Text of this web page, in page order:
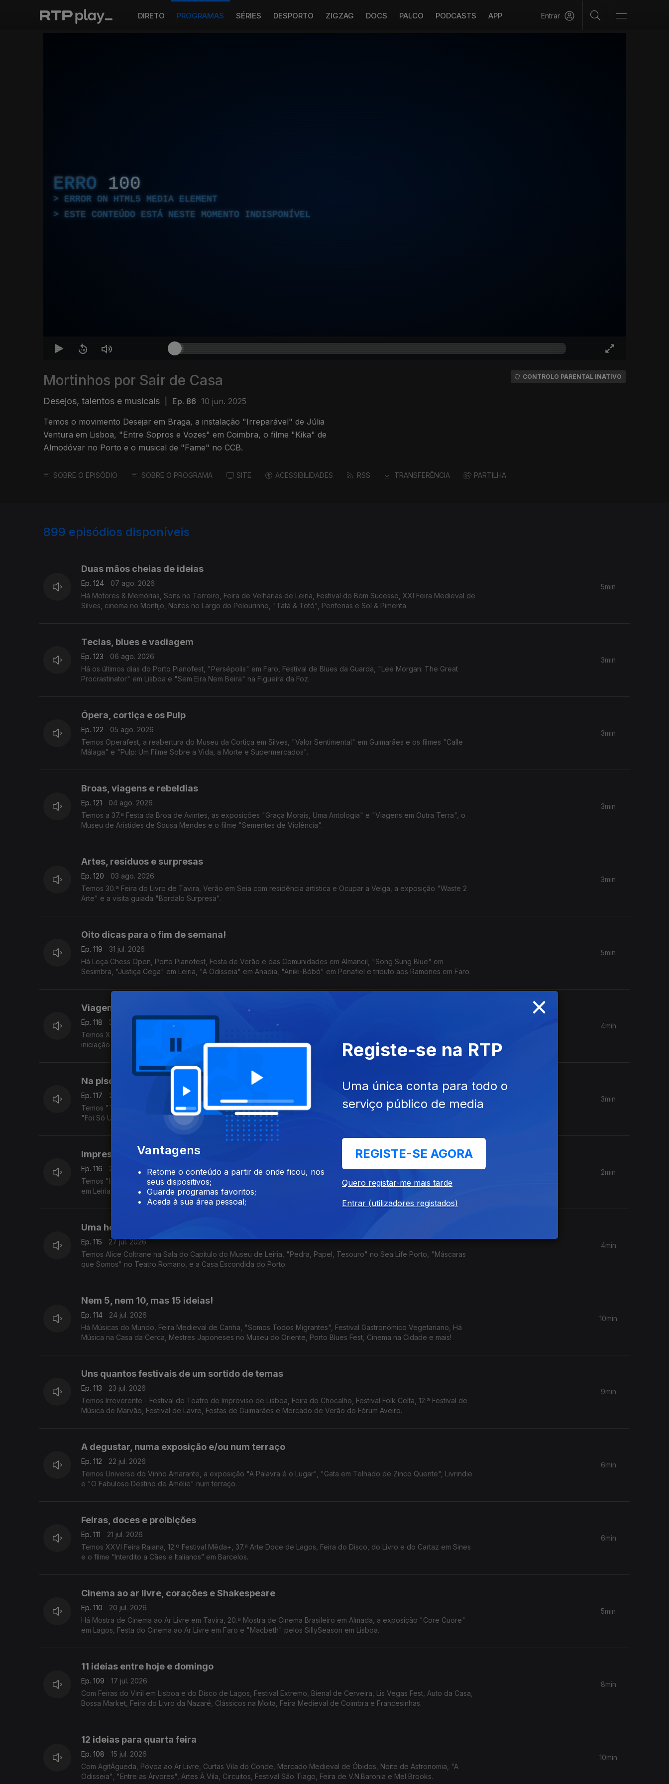
DIRETO PROGRAMAS SÉRIES DESPORTO ZIGZAG DOCS PALCO PODCASTS APP Entrar
ERRO 100
ERROR ON HTML5 MEDIA ELEMENT
ESTE CONTEÚDO ESTÁ NESTE MOMENTO INDISPONÍVEL
Mortinhos por Sair de Casa
Desejos, talentos e musicais Ep. 86 10 jun. 2025
Temos o movimento Desejar em Braga, a instalação "Irreparável" de Júlia
Ventura em Lisboa, "Entre Sopros e Vozes" em Coimbra, o filme "Kika" de
Almodóvar no Porto e o musical de "Fame" no CCB.
CONTROLO PARENTAL INATIVO
SOBRE O EPISÓDIO SOBRE O PROGRAMA SITE ACESSIBILIDADES RSS TRANSFERÊNCIA PARTILHA
899 episódios disponíveis
Duas mãos cheias de ideias
Ep. 124
07 ago. 2026
Há Motores & Memórias, Sons no Terreiro, Feira de Velharias de Leiria, Festival do Bom Sucesso, XXI Feira Medieval de
Silves, cinema no Montijo, Noites no Largo do Pelourinho, "Tatá & Totó", Periferias e Sol & Pimenta.
5min
Teclas, blues e vadiagem
Ep. 123
06 ago. 2026
Há os últimos dias do Porto Pianofest, "Persépolis" em Faro, Festival de Blues da Guarda, "Lee Morgan: The Great
Procrastinator" em Lisboa e "Sem Eira Nem Beira" na Figueira da Foz.
3min
Ópera, cortiça e os Pulp
Ep. 122
05 ago. 2026
Temos Operafest, a reabertura do Museu da Cortiça em Silves, "Valor Sentimental" em Guimarães e os filmes "Calle
Málaga" e "Pulp: Um Filme Sobre a Vida, a Morte e Supermercados".
3min
Broas, viagens e rebeldias
Ep. 121
04 ago. 2026
Temos a 37.ª Festa da Broa de Avintes, as exposições "Graça Morais, Uma Antologia" e "Viagens em Outra Terra", o
Museu de Aristides de Sousa Mendes e o filme "Sementes de Violência".
3min
Artes, resíduos e surpresas
Ep. 120
03 ago. 2026
Temos 30.ª Feira do Livro de Tavira, Verão em Seia com residência artística e Ocupar a Velga, a exposição "Waste 2
Arte" e a visita guiada "Bordalo Surpresa".
3min
Oito dicas para o fim de semana!
Ep. 119
31 jul. 2026
Há Leça Chess Open, Porto Pianofest, Festa de Verão e das Comunidades em Almancil, "Song Sung Blue" em
Sesimbra, "Justiça Cega" em Leiria, "A Odisseia" em Anadia, "Aniki-Bóbó" em Penafiel e tributo aos Ramones em Faro.
5min
Viagem medieval, cerâmica e a história de um palco
Ep. 118
30 jul. 2026
Temos XXIX Viagem Medieval em Terra de Santa Maria, o fim da 20.ª Mostra de Cinema Brasileiro de Almada, aula de
iniciação à cerâmica em Albufeira e visitas ao Theatro Gil Vicente em Barcelos.
4min
Na piscina, com revelações e descontrolo
Ep. 117
29 jul. 2026
Temos "The Swimming Pool Party" em Lisboa, "O Dia da Revelação" em Alcobaça, "Laura - Está Tudo Sob Controlo" e
"Foi Só Um Acidente" em Guimarães.
3min
Impressões, quedas e margens
Ep. 116
28 jul. 2026
Temos "Impressive Monet & Brilliant Klimt" no Porto e em Lisboa, a exposição "Margem Muda" no Fundão, "On Falling"
em Leiria e "Três Vezes Adeus" no Sardoal.
2min
Uma homenageada, um tesouro e uma casa escondida
Ep. 115
27 jul. 2026
Temos Alice Coltrane na Sala do Capítulo do Museu de Leiria, "Pedra, Papel, Tesouro" no Sea Life Porto, "Máscaras
que Somos" no Teatro Romano, e a Casa Escondida do Porto.
4min
Nem 5, nem 10, mas 15 ideias!
Ep. 114
24 jul. 2026
Há Músicas do Mundo, Feira Medieval de Canha, "Somos Todos Migrantes", Festival Gastronómico Vegetariano, Há
Música na Casa da Cerca, Mestres Japoneses no Museu do Oriente, Porto Blues Fest, Cinema na Cidade e mais!
10min
Uns quantos festivais de um sortido de temas
Ep. 113
23 jul. 2026
Temos Irreverente - Festival de Teatro de Improviso de Lisboa, Feira do Chocalho, Festival Folk Celta, 12.ª Festival de
Música de Marvão, Festival de Lavre, Festas de Guimarães e Mercado de Verão do Fórum Aveiro.
9min
A degustar, numa exposição e/ou num terraço
Ep. 112
22 jul. 2026
Temos Universo do Vinho Amarante, a exposição "A Palavra é o Lugar", "Gata em Telhado de Zinco Quente", Livrindie
e "O Fabuloso Destino de Amélie" num terraço.
6min
Feiras, doces e proibições
Ep. 111
21 jul. 2026
Temos XXVI Feira Raiana, 12.º Festival Mêda+, 37.ª Arte Doce de Lagos, Feira do Disco, do Livro e do Cartaz em Sines
e o filme “Interdito a Cães e Italianos” em Barcelos.
6min
Cinema ao ar livre, corações e Shakespeare
Ep. 110
20 jul. 2026
Há Mostra de Cinema ao Ar Livre em Tavira, 20.ª Mostra de Cinema Brasileiro em Almada, a exposição "Core Cuore"
em Lagos, Festa do Cinema ao Ar Livre em Faro e "Macbeth" pelos SillySeason em Lisboa.
5min
11 ideias entre hoje e domingo
Ep. 109
17 jul. 2026
Com Feiras do Vinil em Lisboa e do Disco de Lagos, Festival Extremo, Bienal de Cerveira, Lis Vegas Fest, Auto da Casa,
Bossa Market, Feira do Livro da Nazaré, Clássicos na Moita, Feira Medieval de Coimbra e Francesinhas.
8min
12 ideias para quarta feira
Ep. 108
15 jul. 2026
Com AgitÁgueda, Póvoa ao Ar Livre, Curtas Vila do Conde, Mercado Medieval de Óbidos, Noite de Astronomia, "A
Odisseia", "Entre as Árvores", Artes À Vila, Circuitos, Festival São Tiago, Feira de V.N.Baronia e Mel Brooks.
10min
×
Vantagens
Retome o conteúdo a partir de onde ficou, nos
seus dispositivos;
Guarde programas favoritos;
Aceda à sua área pessoal;
Registe-se na RTP
Uma única conta para todo o
serviço público de media
REGISTE-SE AGORA
Quero registar-me mais tarde
Entrar (utilizadores registados)